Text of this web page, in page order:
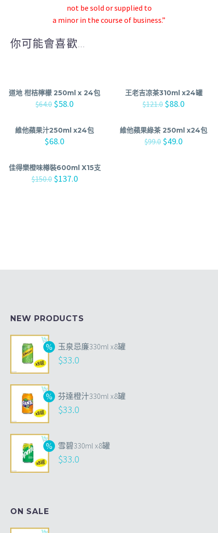
not be sold or supplied to
a minor in the course of business.”
你可能會喜歡...
道地 柑桔檸檬 250ml x 24包
$64.0 $58.0
王老吉凉茶310ml x24罐
$121.0 $88.0
維他蘋果汁250ml x24包
$68.0
維他蘋果綠茶 250ml x24包
$99.0 $49.0
佳得樂橙味樽裝600ml X15支
$150.0 $137.0
NEW PRODUCTS
玉泉忌廉330ml x8罐
$33.0
芬達橙汁330ml x8罐
$33.0
雪碧330ml x8罐
$33.0
ON SALE